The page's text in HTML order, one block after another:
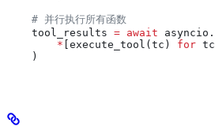
    # 并行执行所有函数
    tool_results
= await
        *
[execute_tool(tc) for tc
    )